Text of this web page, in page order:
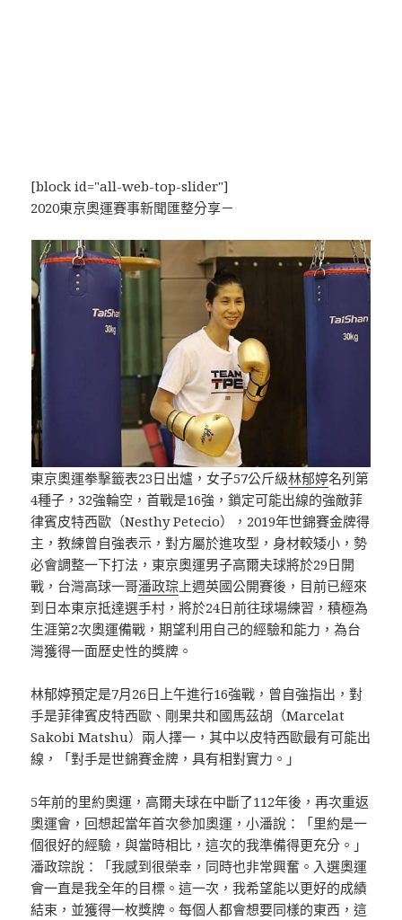
[block id="all-web-top-slider"]
2020東京奧運賽事新聞匯整分享－
東京奧運拳擊籤表23日出爐，女子57公斤級林郁婷名列第
4種子，32強輪空，首戰是16強，鎖定可能出線的強敵菲
律賓皮特西歐（Nesthy Petecio），2019年世錦賽金牌得
主，教練曾自強表示，對方屬於進攻型，身材較矮小，勢
必會調整一下打法，東京奧運男子高爾夫球將於29日開
戰，台灣高球一哥潘政琮 上週英國公開賽後，目前已經來
到日本東京抵達選手村，將於24日前往球場練習，積極為
生涯第2次奧運備戰，期望利用自己的經驗和能力，為台
灣獲得一面歷史性的獎牌。
林郁婷預定是7月26日上午進行16強戰，曾自強指出，對
手是菲律賓皮特西歐、剛果共和國馬茲胡（Marcelat
Sakobi Matshu）兩人擇一，其中以皮特西歐最有可能出
線，「對手是世錦賽金牌，具有相對實力。」
5年前的里約奧運，高爾夫球在中斷了112年後，再次重返
奧運會，回想起當年首次參加奧運，小潘說：「里約是一
個很好的經驗，與當時相比，這次的我準備得更充分。」
潘政琮說：「我感到很榮幸，同時也非常興奮。入選奧運
會一直是我全年的目標。這一次，我希望能以更好的成績
結束，並獲得一枚獎牌。每個人都會想要同樣的東西，這